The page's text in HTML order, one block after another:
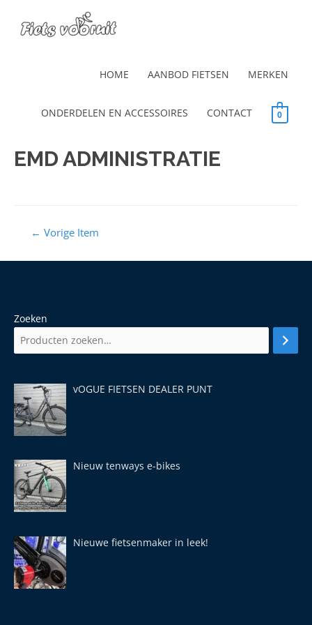
HOME AANBOD FIETSEN MERKEN
ONDERDELEN EN ACCESSOIRES CONTACT 0
EMD ADMINISTRATIE
← Vorige Item
Zoeken
vOGUE FIETSEN DEALER PUNT
Nieuw tenways e-bikes
Nieuwe fietsenmaker in leek!